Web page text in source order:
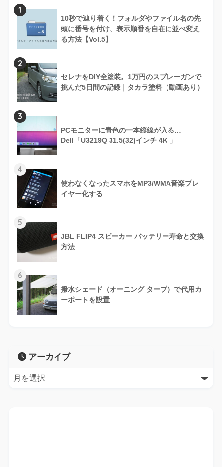
1
10秒で辿り着く！フォルダやファイル名の先
頭に番号を付け、表示順番を自在に並べ変え
る方法【Vol.5】
2
セレナをDIY全塗装。1万円のスプレーガンで
挑んだ5日間の記録｜タカラ塗料（動画あり）
3
PCモニターに青色の一本縦線が入る…
Dell「U3219Q 31.5(32)インチ 4K 」
4
使わなくなったスマホをMP3/WMA音楽プレ
イヤー化する
5
JBL FLIP4 スピーカー バッテリー寿命と交換
方法
6
撥水シェード（オーニング タープ）で代用カ
ーポートを設置
アーカイブ